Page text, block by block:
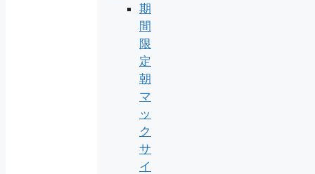
期
間
限
定
朝
マ
ッ
ク
サ
イ